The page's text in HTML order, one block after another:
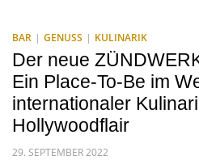
BAR GENUSS KULINARIK
Der neue
Ein Place-To-Be im
internationaler
Hollywoodflair
POSTED
29. SEPTEMBER 2022